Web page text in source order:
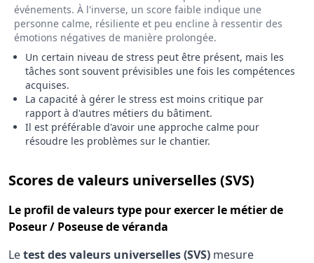
événements. À l'inverse, un score faible indique une
personne calme, résiliente et peu encline à ressentir des
émotions négatives de manière prolongée.
Un certain niveau de stress peut être présent, mais les
tâches sont souvent prévisibles une fois les compétences
acquises.
La capacité à gérer le stress est moins critique par
rapport à d'autres métiers du bâtiment.
Il est préférable d'avoir une approche calme pour
résoudre les problèmes sur le chantier.
Scores de valeurs universelles (SVS)
Le profil de valeurs type pour exercer le métier de
Poseur / Poseuse de véranda
Letest des valeurs universelles (SVS) mesure